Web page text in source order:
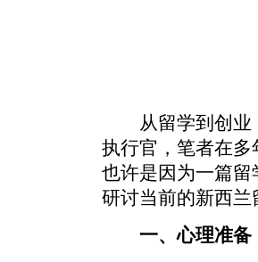
从留学到创业，
执行官，笔者在
也许是因为一篇
研讨当前的新西兰
一、心理准备